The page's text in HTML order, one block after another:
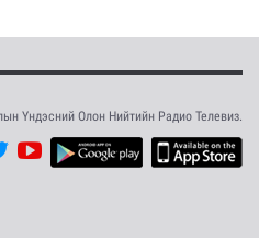
Үндэсний Олон Нийтийн Радио Телевиз.